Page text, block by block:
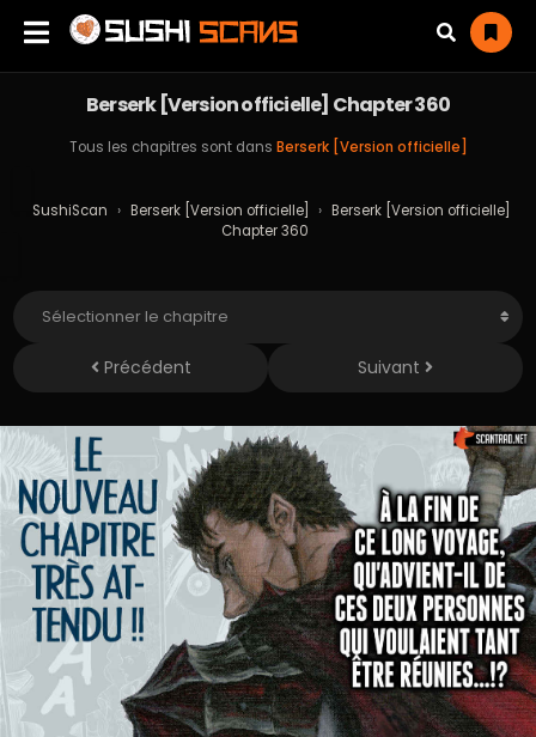
Berserk [Version officielle] Chapter 360
Tous les chapitres sont dans Berserk [Version officielle]
SushiScan › Berserk [Version officielle] › Berserk [Version officielle]
Chapter 360
Précédent Suivant